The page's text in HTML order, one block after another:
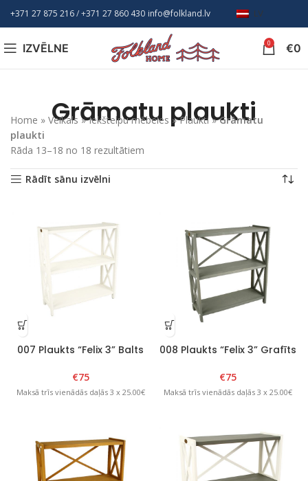
+371 27 875 216/ +371 27 860 430 info@folkland.lv LV
IZVĒLNE 0 €0
Grāmatu plaukti
Home » Veikals »Iekštelpu mēbeles »Plaukti »Grāmatu
plaukti
Rāda 13–18 no 18 rezultātiem
Rādīt sānu izvēlni
007 Plaukts “Felix 3” Balts
€75
Maksā trīs vienādās daļās 3 x 25.00€
008 Plaukts “Felix 3” Grafīts
€75
Maksā trīs vienādās daļās 3 x 25.00€